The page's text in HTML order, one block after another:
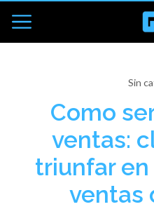
Sin
Como
ventas:
triunfar
ventas